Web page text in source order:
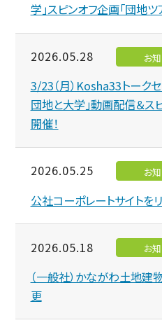
学」スピンオフ企画「団地ツ
2026.05.28 お
3/23（月）Kosha33トーク
団地と大学」動画配信＆ス
開催！
2026.05.25 お
公社コーポレートサイトを
2026.05.18 お
（一般社）かながわ土地
更